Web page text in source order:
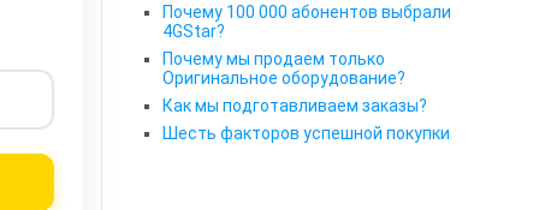
Почему 100 000 абонентов выбрали
4GStar?
Почему мы продаем только
Оригинальное оборудование?
Как мы подготавливаем заказы?
Шесть факторов успешной покупки